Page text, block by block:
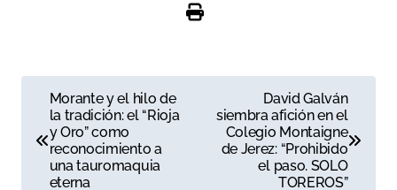
a
Morante y el hilo de
la tradición: el “Rioja
y Oro” como
reconocimiento a
una tauromaquia
eterna
David Galván
siembra afición en el
Colegio Montaigne
de Jerez: “Prohibido
el paso. SOLO
TOREROS”